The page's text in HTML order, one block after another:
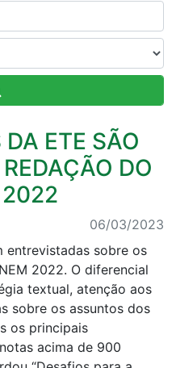
ETE SÃO
DO
2022
06/03/2023
entrevistadas sobre os
2022. O diferencial
textual, atenção aos
sobre os assuntos dos
os principais
acima de 900